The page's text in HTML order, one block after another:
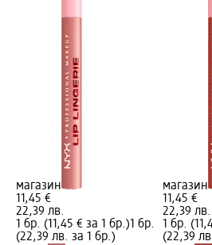
магазин
11,45 €
22,39 лв.
1 бр. (11,45 € за 1 бр.)1 бр.
(22,39 лв. за 1 бр.)
магазин
11,45 €
22,39 лв.
1 бр.
(22,39